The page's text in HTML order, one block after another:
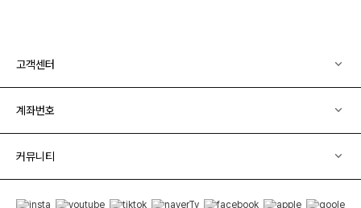
고객센터
계좌번호
커뮤니티